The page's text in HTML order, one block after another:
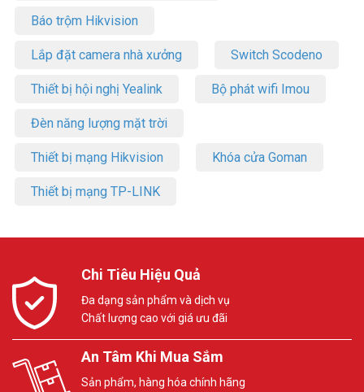
Báo trộm Hikvision
Lắp đặt camera nhà xưởng Switch Scodeno
Thiết bị hội nghị Yealink Bộ phát wifi Imou
Đèn năng lượng mặt trời
Thiết bị mạng Hikvision Khóa cửa Goman
Thiết bị mạng TP-LINK
Chi Tiêu Hiệu Quả
Đa dạng sản phẩm và dịch vụ
Chất lượng cao với giá ưu đãi
An Tâm Khi Mua Sắm
Sản phẩm, hàng hóa chính hãng